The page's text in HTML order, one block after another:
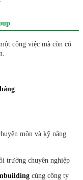
công việc mà còn có
môn và kỹ năng
trường chuyên nghiệp
cùng công ty